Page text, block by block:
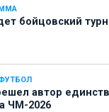
бойцовский
автор
ЧМ-2026